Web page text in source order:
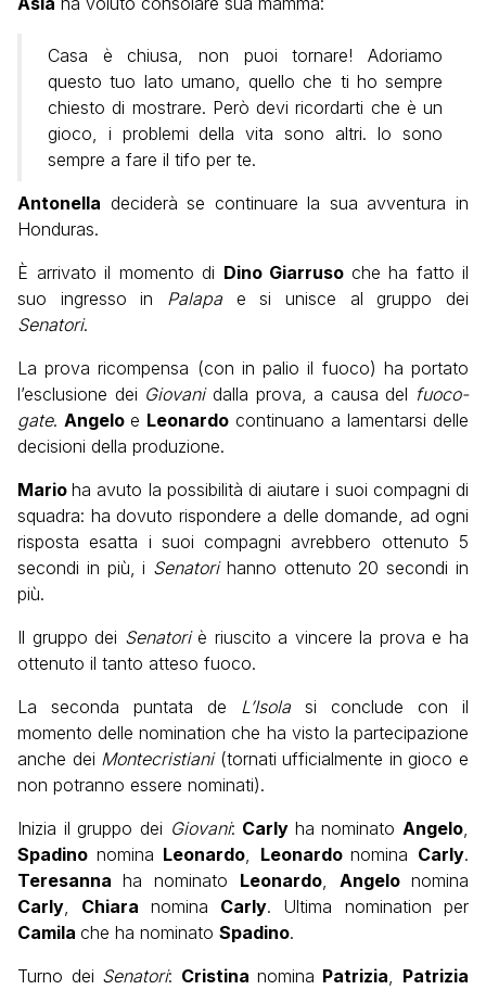
Casa è chiusa, non puoi tornare! Adoriamo
questo tuo lato umano, quello che ti ho sempre
chiesto di mostrare. Però devi ricordarti che è un
gioco, i problemi della vita sono altri. Io sono
sempre a fare il tifo per te.
Antonella deciderà se continuare la sua avventura in
Honduras.
È arrivato il momento di Dino Giarruso che ha fatto il
suo ingresso in Palapa e si unisce al gruppo dei
Senatori.
La prova ricompensa (con in palio il fuoco) ha portato
l’esclusione dei Giovani dalla prova, a causa del fuoco-
gate.Angeloe Leonardo continuano a lamentarsi delle
decisioni della produzione.
Marioha avuto la possibilità di aiutare i suoi compagni di
squadra: ha dovuto rispondere a delle domande, ad ogni
risposta esatta i suoi compagni avrebbero ottenuto 5
secondi in più, i Senatori hanno ottenuto 20 secondi in
più.
Il gruppo dei Senatoriè riuscito a vincere la prova e ha
ottenuto il tanto atteso fuoco.
La seconda puntata de L’Isola si conclude con il
momento delle nomination che ha visto la partecipazione
anche dei Montecristiani (tornati ufficialmente in gioco e
non potranno essere nominati).
Inizia il gruppo dei Giovani: Carly ha nominato Angelo,
Spadino nomina Leonardo, Leonardonomina Carly.
Teresanna ha nominato Leonardo, Angelo nomina
Carly, Chiara nomina Carly. Ultima nomination per
Camila che ha nominato Spadino.
Turno dei Senatori: Cristina nomina Patrizia, Patrizia